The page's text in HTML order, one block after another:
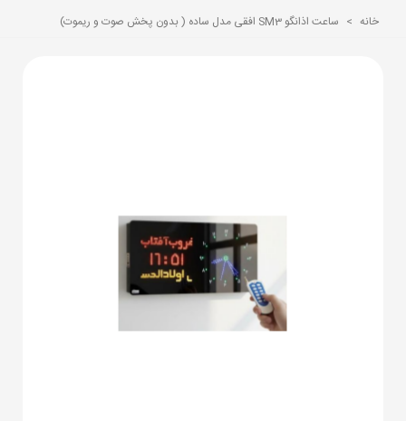
خانه > ساعت اذانگو SM3 افقی مدل ساده ( بدون پخش صوت و ریموت)